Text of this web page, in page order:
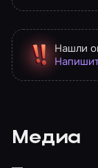
Нашли
Медиа